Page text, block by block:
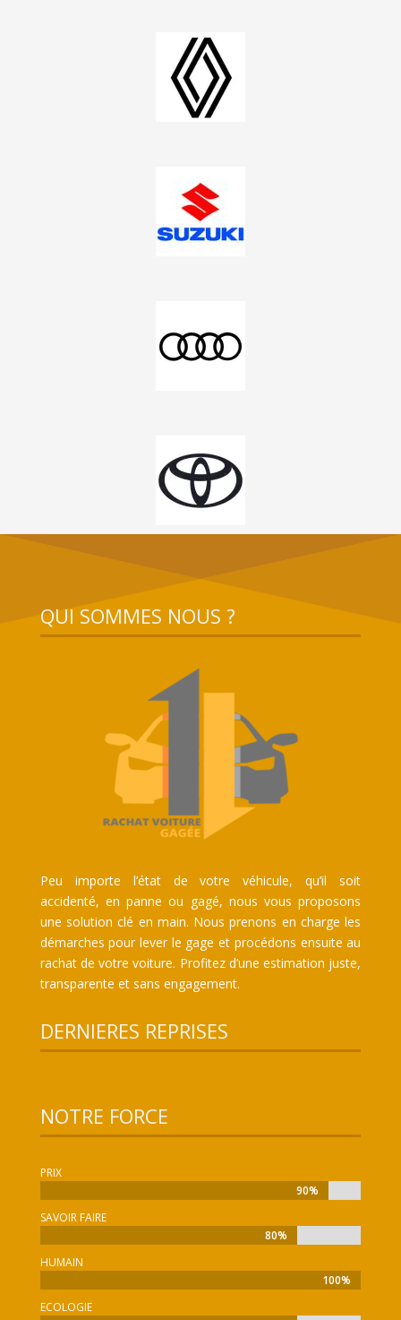
QUI SOMMES NOUS ?
Peu importe l’état de votre véhicule, qu’il soit
accidenté, en panne ou gagé, nous vous proposons
une solution clé en main. Nous prenons en charge les
démarches pour lever le gage et procédons ensuite au
rachat de votre voiture. Profitez d’une estimation juste,
transparente et sans engagement.
DERNIERES REPRISES
NOTRE FORCE
PRIX
90%
90%
SAVOIR FAIRE
80%
80%
HUMAIN
100%
100%
ECOLOGIE